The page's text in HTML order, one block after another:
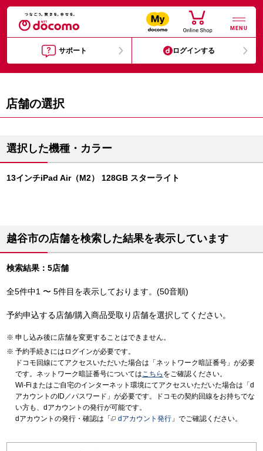
MENU
サポート ログインする
店舗の選択
選択した機種・カラー
13インチiPad Air（M2） 128GB スターライト
越谷市の店舗を検索した結果を表示しています
検索結果：5店舗
全5件中1 〜 5件目を表示しております。(50音順)
予約申込する店舗/購入商品受取り店舗を選択してください。
申し込み後に店舗を変更することはできません。
予約手続きにはログインが必要です。
ドコモ回線にてアクセスいただいた場合は「ネットワーク暗証番号」が必要
です。ネットワーク暗証番号についてはこちら をご確認ください。
Wi-Fiまたはご自宅のインターネット環境にてアクセスいただいた場合は「d
アカウントのID／パスワード」が必要です。ドコモの契約回線をお持ちでな
い方も、dアカウントの発行が可能です。
dアカウントの発行・確認は「
dアカウント発行 」でご確認ください。